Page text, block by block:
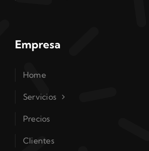
Empresa
Home
Servicios
Precios
Clientes